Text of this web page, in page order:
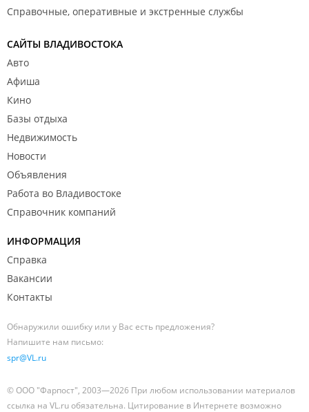
Справочные, оперативные и экстренные службы
САЙТЫ ВЛАДИВОСТОКА
Авто
Афиша
Кино
Базы отдыха
Недвижимость
Новости
Объявления
Работа во Владивостоке
Справочник компаний
ИНФОРМАЦИЯ
Справка
Вакансии
Контакты
Обнаружили ошибку или у Вас есть предложения?
Напишите нам письмо:
spr@VL.ru
© ООО "Фарпост", 2003—2026 При любом использовании материалов
ссылка на VL.ru обязательна. Цитирование в Интернете возможно